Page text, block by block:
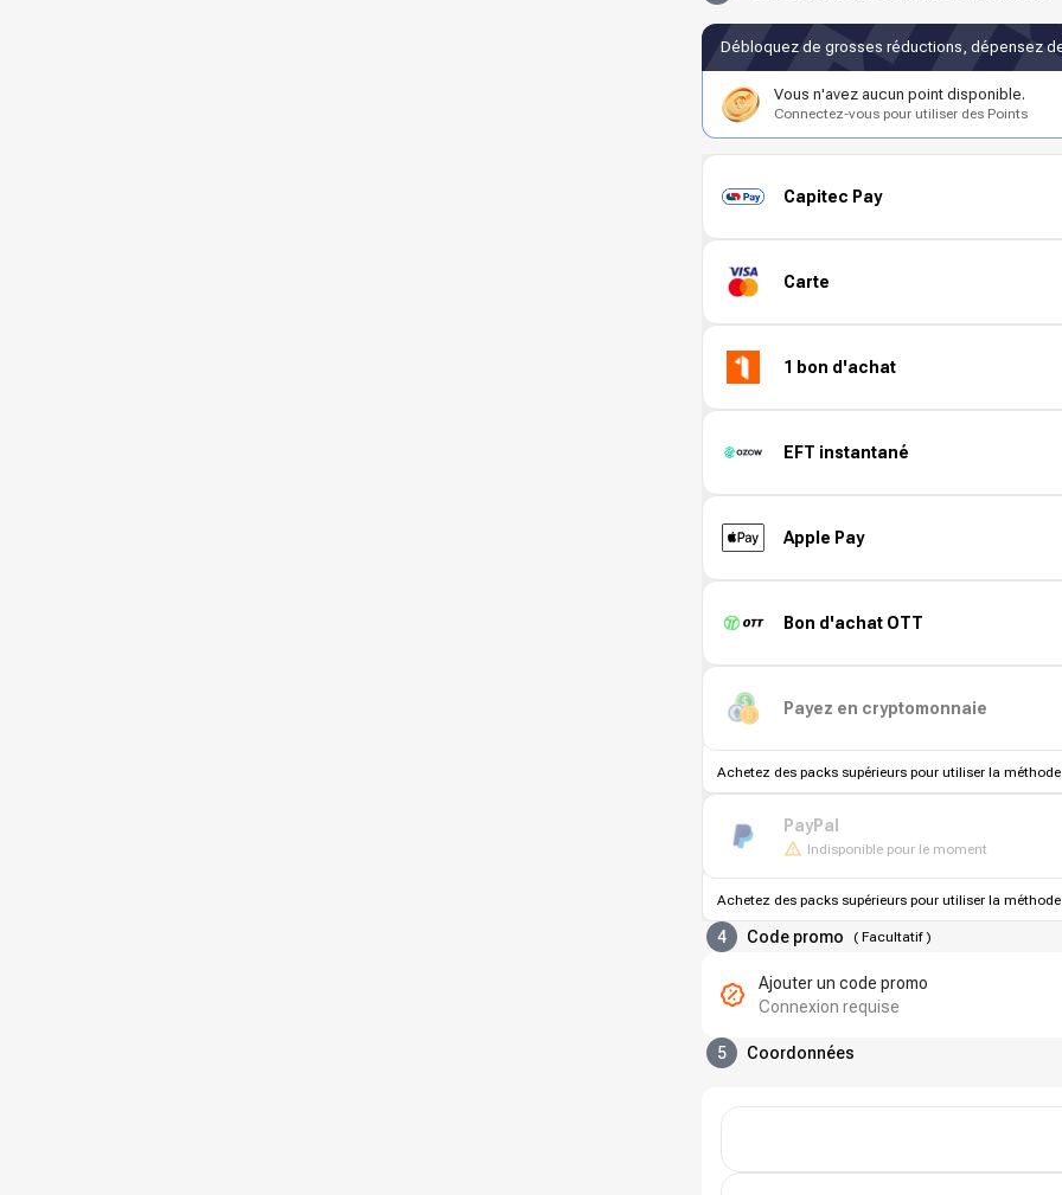
Débloquez de grosses réductions, dépensez
Vous n'avez aucun point disponible.
Connectez-vous pour utiliser des Points
Capitec Pay
Carte
1 bon d'achat
EFT instantané
Apple Pay
Bon d'achat OTT
Payez en cryptomonnaie
Achetez des packs supérieurs pour utiliser la méthode
PayPal
Indisponible pour le moment
Achetez des packs supérieurs pour utiliser la méthode
4 Code promo ( Facultatif)
Ajouter un code promo
Connexion requise
5 Coordonnées